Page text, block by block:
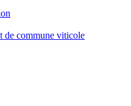
de commune viticole